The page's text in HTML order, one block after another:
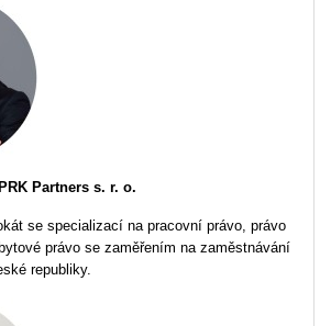
Partners s. r. o.
se specializací na pracovní právo, právo
právo se zaměřením na zaměstnávání
republiky.